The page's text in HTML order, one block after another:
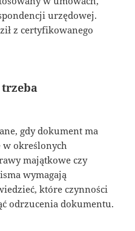
urzędowej.
z certyfikowanego
trzeba
gdy dokument ma
w określonych
majątkowe czy
wymagają
które czynności
odrzucenia dokumentu.